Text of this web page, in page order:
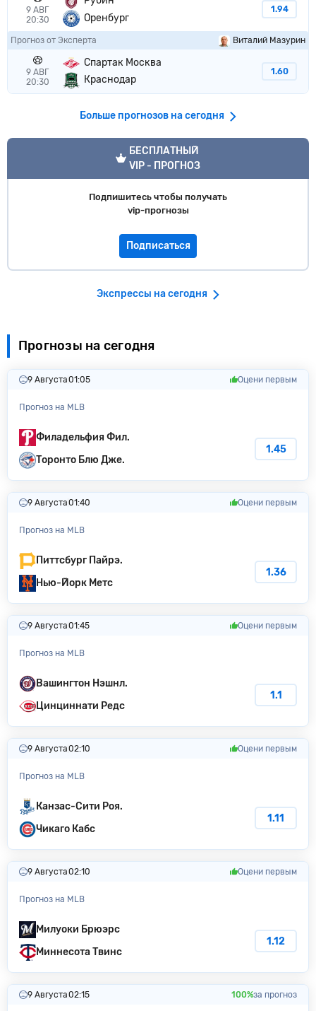
9 АВГ
20:30
Оренбург
1.94
Прогноз от Эксперта Виталий Мазурин
9 АВГ
20:30
Спартак Москва
Краснодар
1.60
Больше прогнозов на сегодня
VIP прогноз
БЕСПЛАТНЫЙ
VIP - ПРОГНОЗ
Подпишитесь чтобы получать
vip-прогнозы
Подписаться
Экспрессы на сегодня
Прогнозы на сегодня
9 Августа01:05 Оцени первым
Прогноз на MLB
Филадельфия Фил.
Торонто Блю Дже.
1.45
9 Августа01:40 Оцени первым
Прогноз на MLB
Питтсбург Пайрэ.
Нью-Йорк Метс
1.36
9 Августа01:45 Оцени первым
Прогноз на MLB
Вашингтон Нэшнл.
Цинциннати Редс
1.1
9 Августа02:10 Оцени первым
Прогноз на MLB
Канзас-Сити Poя.
Чикаго Кабс
1.11
9 Августа02:10 Оцени первым
Прогноз на MLB
Милуоки Бpюэpc
Миннесота Твинс
1.12
9 Августа02:15 100%за прогноз